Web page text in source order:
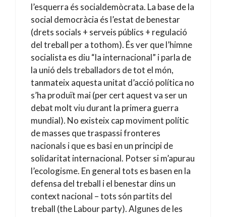
l’esquerra és socialdemòcrata. La base de la
social democràcia és l’estat de benestar
(drets socials + serveis públics + regulació
del treball per a tothom). És ver que l’himne
socialista es diu “la internacional” i parla de
la unió dels treballadors de tot el món,
tanmateix aquesta unitat d’acció política no
s’ha produït mai (per cert aquest va ser un
debat molt viu durant la primera guerra
mundial). No existeix cap moviment polític
de masses que traspassi fronteres
nacionals i que es basi en un principi de
solidaritat internacional. Potser si m’apurau
l’ecologisme. En general tots es basen en la
defensa del treball i el benestar dins un
context nacional – tots són partits del
treball (the Labour party). Algunes de les